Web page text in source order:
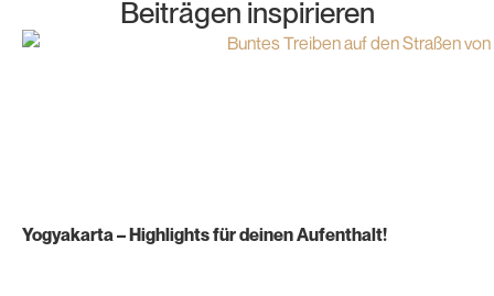
Beiträgen inspirieren
Yogyakarta – Highlights für deinen Aufenthalt!